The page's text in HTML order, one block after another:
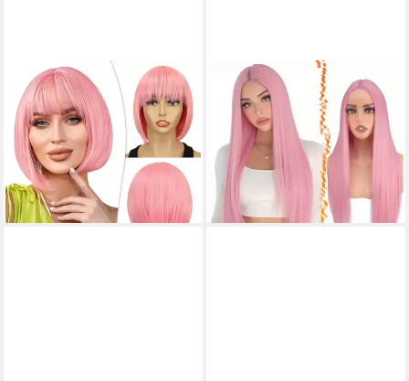
LUXUSKOLLEKTION
Kunsthaarperücke Perücke
Bob Kurz Pony Kunsthaar
Damen Cosplay Kostüm Rosa
50,95 €
lieferbar - in 4-5 Werktagen bei dir
LUXUSKOLLEKTION
Kunsthaarperücke Perücke
Synthetisch Lang
Mittelscheitel Spitzenfront
Cosplay Rosa 71cm
72,95 €
lieferbar - in 3-4 Werktagen bei dir